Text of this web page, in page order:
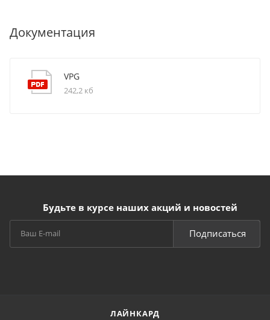
Документация
VPG
242,2 кб
Будьте в курсе наших акций и новостей
Подписаться
ЛАЙНКАРД